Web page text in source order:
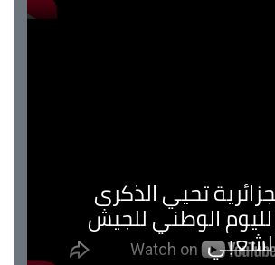
تحيي الذكرى
الوطني للجيش